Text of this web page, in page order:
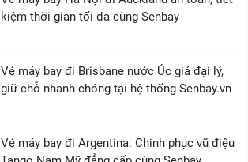
kiệm thời gian tối đa cùng Senbay
Vé máy bay đi Brisbane nước Úc giá đại lý,
giữ chỗ nhanh chóng tại hệ thống Senbay.vn
Vé máy bay đi Argentina: Chinh phục vũ điệu